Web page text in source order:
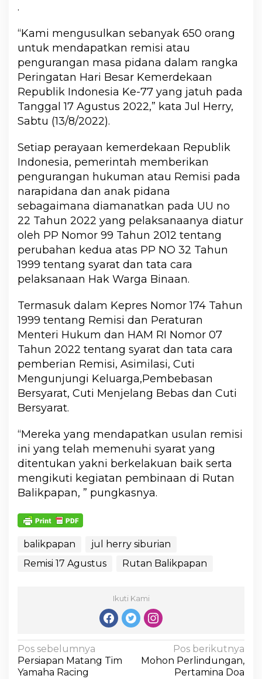
.
“Kami mengusulkan sebanyak 650 orang
untuk mendapatkan remisi atau
pengurangan masa pidana dalam rangka
Peringatan Hari Besar Kemerdekaan
Republik Indonesia Ke-77 yang jatuh pada
Tanggal 17 Agustus 2022,” kata Jul Herry,
Sabtu (13/8/2022).
Setiap perayaan kemerdekaan Republik
Indonesia, pemerintah memberikan
pengurangan hukuman atau Remisi pada
narapidana dan anak pidana
sebagaimana diamanatkan pada UU no
22 Tahun 2022 yang pelaksanaanya diatur
oleh PP Nomor 99 Tahun 2012 tentang
perubahan kedua atas PP NO 32 Tahun
1999 tentang syarat dan tata cara
pelaksanaan Hak Warga Binaan.
Termasuk dalam Kepres Nomor 174 Tahun
1999 tentang Remisi dan Peraturan
Menteri Hukum dan HAM RI Nomor 07
Tahun 2022 tentang syarat dan tata cara
pemberian Remisi, Asimilasi, Cuti
Mengunjungi Keluarga,Pembebasan
Bersyarat, Cuti Menjelang Bebas dan Cuti
Bersyarat.
“Mereka yang mendapatkan usulan remisi
ini yang telah memenuhi syarat yang
ditentukan yakni berkelakuan baik serta
mengikuti kegiatan pembinaan di Rutan
Balikpapan, ” pungkasnya.
balikpapan
jul herry siburian
Remisi 17 Agustus
Rutan Balikpapan
Ikuti Kami
Pos sebelumnya
Persiapan Matang Tim
Yamaha Racing
Pos berikutnya
Mohon Perlindungan,
Pertamina Doa